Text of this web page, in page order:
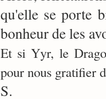
qu'elle se porte
bonheur de les
Et si Yyr, le
pour nous gratifier
S.